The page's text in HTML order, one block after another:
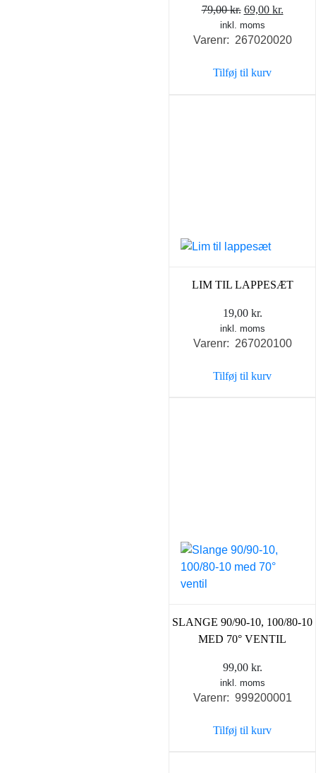
79,00kr. Den
oprindelige
pris
79,00 kr..
69,00 kr.
pris
inkl. moms
Varenr: 267020020
Tilføj til kurv
LIM TIL LAPPESÆT
19,00 kr.
inkl. moms
Varenr: 267020100
Tilføj til kurv
SLANGE 90/90-10, 100/80-10
MED 70° VENTIL
99,00 kr.
inkl. moms
Varenr: 999200001
Tilføj til kurv